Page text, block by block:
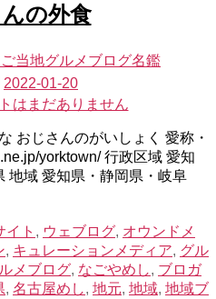
リ
ー
の外食
当地グルメブログ名鑑
2022-01-20
はまだありません
おじさんのがいしょく 愛称・
yorktown/ 行政区域 愛知
地域 愛知県・静岡県・岐阜
イト , ウェブログ, オウンドメ
, キュレーションメディア, グル
メブログ, なごやめし, ブロガ
, 名古屋めし, 地元, 地域, 地域ブ